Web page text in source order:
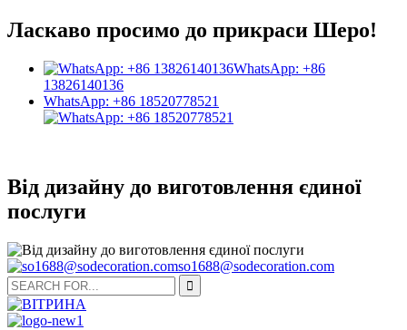
Ласкаво просимо до прикраси Шеро!
WhatsApp: +86
13826140136
WhatsApp: +86 18520778521
Від дизайну до виготовлення єдиної
послуги
so1688@sodecoration.com